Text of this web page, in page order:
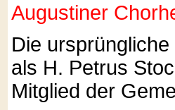
Augustiner
Die
als H. Petrus
Mitglied der